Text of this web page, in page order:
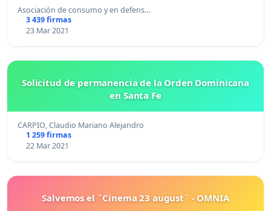
Asociación de consumo y en defens…
3 439 firmas
23 Mar 2021
Solicitud de permanencia de la Orden Dominicana
en Santa Fe
CARPIO, Claudio Mariano Alejandro
1 259 firmas
22 Mar 2021
Salvemos el ¨Cinema 23 august¨ - OMNIA